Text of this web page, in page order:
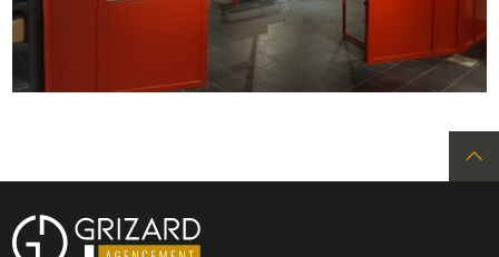
Navigation
Adresse